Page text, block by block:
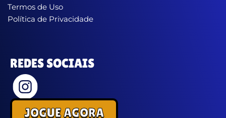
Termos de Uso
Política de Privacidade
REDES SOCIAIS
JOGUE AGORA